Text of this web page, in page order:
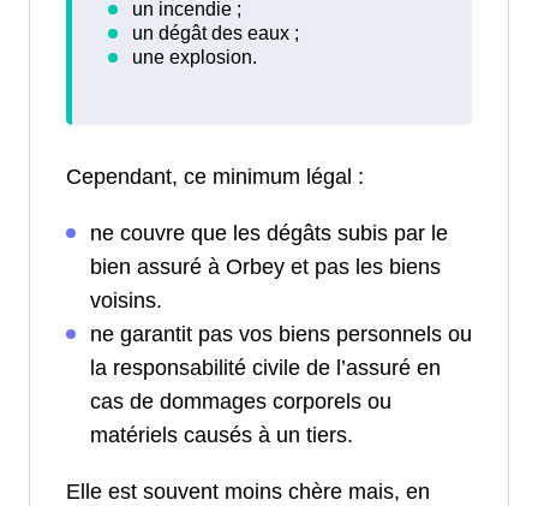
Cependant, ce minimum légal :
ne couvre que les dégâts subis par le
bien assuré à Orbey et pas les biens
voisins.
ne garantit pas vos biens personnels ou
la responsabilité civile de l’assuré en
cas de dommages corporels ou
matériels causés à un tiers.
Elle est souvent moins chère mais, en